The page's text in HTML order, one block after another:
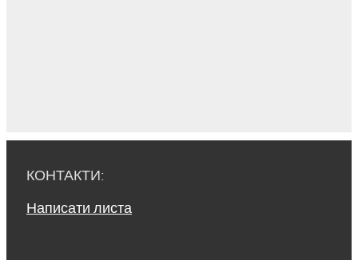
КОНТАКТИ:
Написати листа